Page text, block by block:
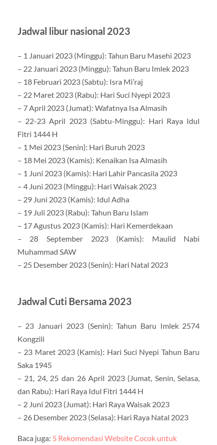
Jadwal libur nasional 2023
– 1 Januari 2023 (Minggu): Tahun Baru Masehi 2023
– 22 Januari 2023 (Minggu): Tahun Baru Imlek 2023
– 18 Februari 2023 (Sabtu): Isra Mi’raj
– 22 Maret 2023 (Rabu): Hari Suci Nyepi 2023
– 7 April 2023 (Jumat): Wafatnya Isa Almasih
– 22-23 April 2023 (Sabtu-Minggu): Hari Raya Idul
Fitri 1444 H
– 1 Mei 2023 (Senin): Hari Buruh 2023
– 18 Mei 2023 (Kamis): Kenaikan Isa Almasih
– 1 Juni 2023 (Kamis): Hari Lahir Pancasila 2023
– 4 Juni 2023 (Minggu): Hari Waisak 2023
– 29 Juni 2023 (Kamis): Idul Adha
– 19 Juli 2023 (Rabu): Tahun Baru Islam
– 17 Agustus 2023 (Kamis): Hari Kemerdekaan
– 28 September 2023 (Kamis): Maulid Nabi
Muhammad SAW
– 25 Desember 2023 (Senin): Hari Natal 2023
Jadwal Cuti Bersama 2023
– 23 Januari 2023 (Senin): Tahun Baru Imlek 2574
Kongzili
– 23 Maret 2023 (Kamis): Hari Suci Nyepi Tahun Baru
Saka 1945
– 21, 24, 25 dan 26 April 2023 (Jumat, Senin, Selasa,
dan Rabu): Hari Raya Idul Fitri 1444 H
– 2 Juni 2023 (Jumat): Hari Raya Waisak 2023
– 26 Desember 2023 (Selasa): Hari Raya Natal 2023
Baca juga: 5 Rekomendasi Website Cocok untuk